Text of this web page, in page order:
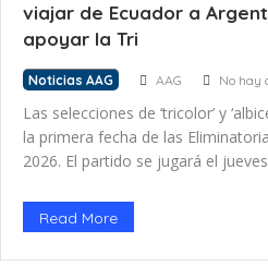
viajar de Ecuador a
apoyar la Tri
Noticias AAG AAG No hay
Las selecciones de ‘tricolor’ y
la primera fecha de las
2026. El partido se jugará el
viajar de Ecuador a Argentina
selección? Ecuador vs. Argentina
[…]
Read More